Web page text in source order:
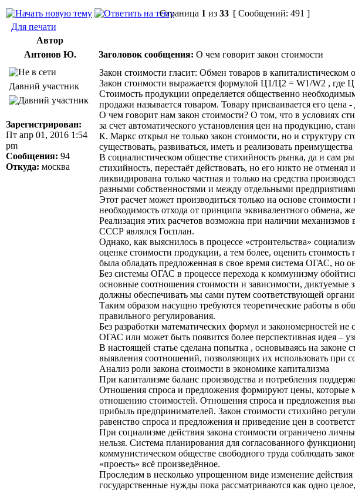
Страница 1 из 33 [ Сообщений: 491 ]
Для печати
Автор
Антонов Ю.
Заголовок сообщения: О чем говорит закон стоимости
Давний участник
Зарегистрирован:
Пт апр 01, 2016 1:54
pm
Сообщения: 94
Откуда: москва
Закон стоимости гласит: Обмен товаров в
Закон стоимости выражается формулой Ц1/Ц2 = W1/W2 , где Ц
Стоимость продукции определяется общественно
продажи называется товаром. Товару присваивается его
О чем говорит нам закон стоимости? О том, что в условиях
за счет автоматического установления цен на продукцию,
К. Маркс открыл не только закон стоимости, но и структуру
существовать, развиваться, иметь и реализовать
В социалистическом обществе стихийность рынка, да и сам
стихийность, перестаёт действовать, но его никто не
ликвидирована только частная и только на средства
разными собственностями и между отдельными
Этот расчет может производиться только на основе
необходимость отхода от принципа эквивалентного обмена,
Реализация этих расчетов возможна при наличии
СССР являлся Госплан.
Однако, как выяснилось в процессе «строительства»
оценке стоимости продукции, а тем более, оценить стоимость
была обладать предложенная в свое время система ОГАС, но
Без системы ОГАС в процессе перехода к коммунизму
основные соотношения стоимости и зависимости, диктуемые
должны обеспечивать мы сами путем соответствующей
Таким образом насущно требуются теоретические работы в
правильного регулирования.
Без разработки математических формул и закономерностей
ОГАС или может быть появится более перспективная идея –
В настоящей статье сделана попытка , основываясь на
выявления соотношений, позволяющих их использовать при
Анализ роли закона стоимости в экономике капитализма
При капитализме баланс производства и потребления
Отношения спроса и предложения формируют цены, которые
отношению стоимостей. Отношения спроса и предложения
прибыль предпринимателей. Закон стоимости стихийно
равенство спроса и предложения и приведение цен в
При социализме действия закона стоимости ограничено
нельзя. Система планирования для согласованного
коммунистическом обществе свободного труда соблюдать
«проесть» всё произведённое.
Проследим в несколько упрощенном виде изменение
государственные нужды пока рассматриваются как одно